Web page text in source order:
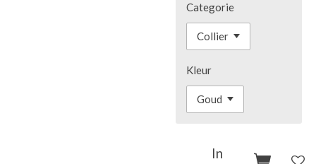
Categorie
Kleur
In